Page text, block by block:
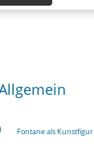
Fontane als Kunstfigur